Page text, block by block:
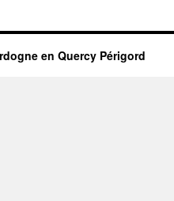
en Quercy Périgord